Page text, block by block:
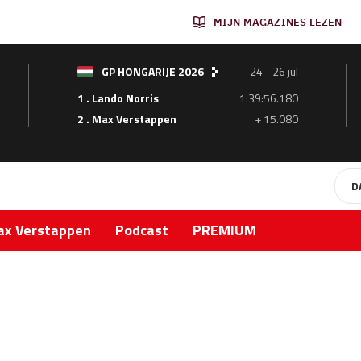
MIJN MAGAZINES LEZEN
GP HONGARIJE 2026
24 - 26 jul
1 . Lando Norris
1:39:56.180
2 . Max Verstappen
+ 15.080
Verstappen Podcast PREMIUM